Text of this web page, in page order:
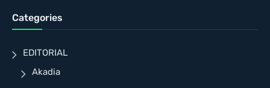
Categories
EDITORIAL
Akadia